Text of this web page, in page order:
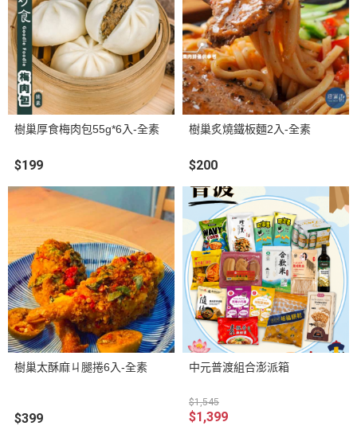
樹巢厚食梅肉包55g*6入-全素
$199
樹巢炙燒鐵板麵2入-全素
$200
樹巢太酥麻ㄐ腿捲6入-全素
$399
中元普渡組合澎派箱
$1,545
$1,399